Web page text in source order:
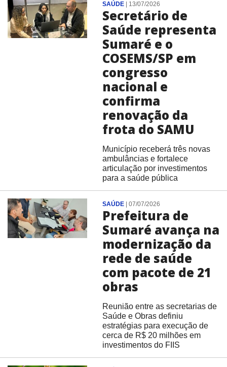
SAÚDE| 13/07/2026
Secretário de
Saúde representa
Sumaré e o
COSEMS/SP em
congresso
nacional e
confirma
renovação da
frota do SAMU
Município receberá três novas
ambulâncias e fortalece
articulação por investimentos
para a saúde pública
SAÚDE| 07/07/2026
Prefeitura de
Sumaré avança na
modernização da
rede de saúde
com pacote de 21
obras
Reunião entre as secretarias de
Saúde e Obras definiu
estratégias para execução de
cerca de R$ 20 milhões em
investimentos do FIIS